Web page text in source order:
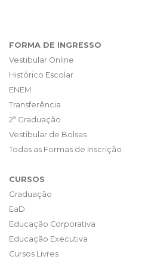
FORMA DE INGRESSO
Vestibular Online
Histórico Escolar
ENEM
Transferência
2ª Graduação
Vestibular de Bolsas
Todas as Formas de Inscrição
CURSOS
Graduação
EaD
Educação Corporativa
Educação Executiva
Cursos Livres